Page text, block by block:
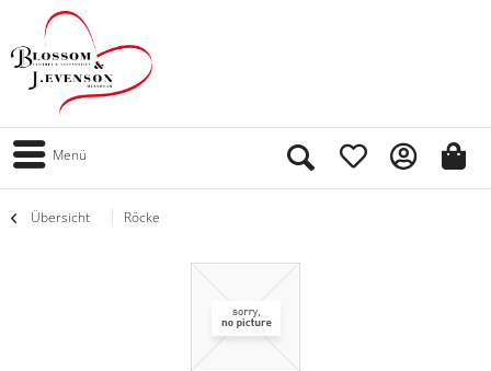
Menü
Übersicht Röcke